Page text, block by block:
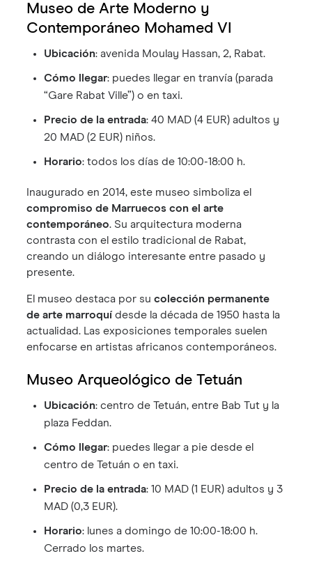
Museo de Arte Moderno y
Contemporáneo Mohamed VI
Ubicación: avenida Moulay Hassan, 2, Rabat.
Cómo llegar: puedes llegar en tranvía (parada
“Gare Rabat Ville”) o en taxi.
Precio de la entrada: 40 MAD (4 EUR) adultos y
20 MAD (2 EUR) niños.
Horario: todos los días de 10:00-18:00 h.
Inaugurado en 2014, este museo simboliza el
compromiso de Marruecos con el arte
contemporáneo. Su arquitectura moderna
contrasta con el estilo tradicional de Rabat,
creando un diálogo interesante entre pasado y
presente.
El museo destaca por sucolección permanente
de arte marroquídesde la década de 1950 hasta la
actualidad. Las exposiciones temporales suelen
enfocarse en artistas africanos contemporáneos.
Museo Arqueológico de Tetuán
Ubicación: centro de Tetuán, entre Bab Tut y la
plaza Feddan.
Cómo llegar: puedes llegar a pie desde el
centro de Tetuán o en taxi.
Precio de la entrada: 10 MAD (1 EUR) adultos y 3
MAD (0,3 EUR).
Horario: lunes a domingo de 10:00-18:00 h.
Cerrado los martes.